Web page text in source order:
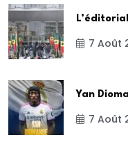
7 Août
Yan
7 Août